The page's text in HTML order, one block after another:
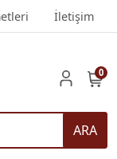
İletişim
ARA
0